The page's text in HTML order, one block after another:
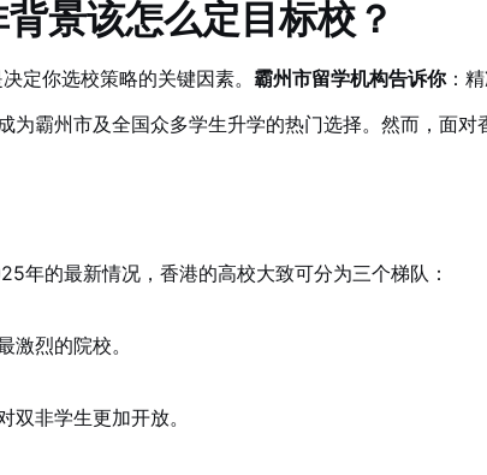
景该怎么定目标校？
定你选校策略的关键因素。 霸州市留学机构告诉你：
霸州市及全国众多学生升学的热门选择。然而，面
年的最新情况，香港的高校大致可分为三个梯队：
烈的院校。
非学生更加开放。